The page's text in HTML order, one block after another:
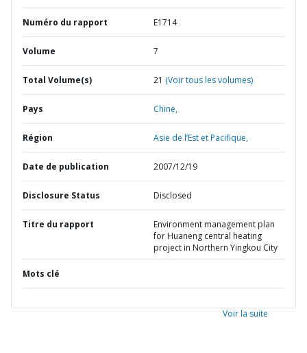
Numéro du rapport E1714
Volume 7
Total Volume(s) 21 (Voir tous les volumes)
Pays Chine,
Région Asie de l’Est et Pacifique,
Date de publication 2007/12/19
Disclosure Status Disclosed
Titre du rapport
Environment management plan
for Huaneng central heating
project in Northern Yingkou City
Mots clé
Voir la suite